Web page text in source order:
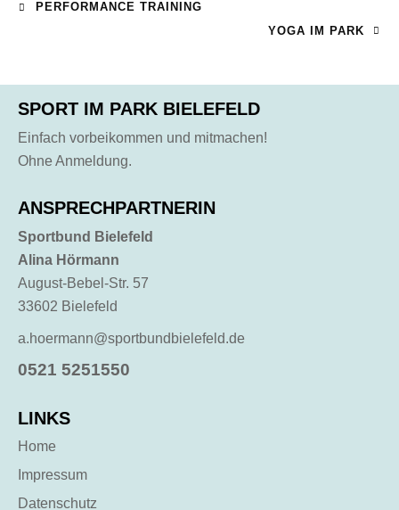
PERFORMANCE TRAINING
YOGA IM PARK
SPORT IM PARK BIELEFELD
Einfach vorbeikommen und mitmachen!
Ohne Anmeldung.
ANSPRECHPARTNERIN
Sportbund Bielefeld
Alina Hörmann
August-Bebel-Str. 57
33602 Bielefeld
a.hoermann@sportbundbielefeld.de
0521 5251550
LINKS
Home
Impressum
Datenschutz